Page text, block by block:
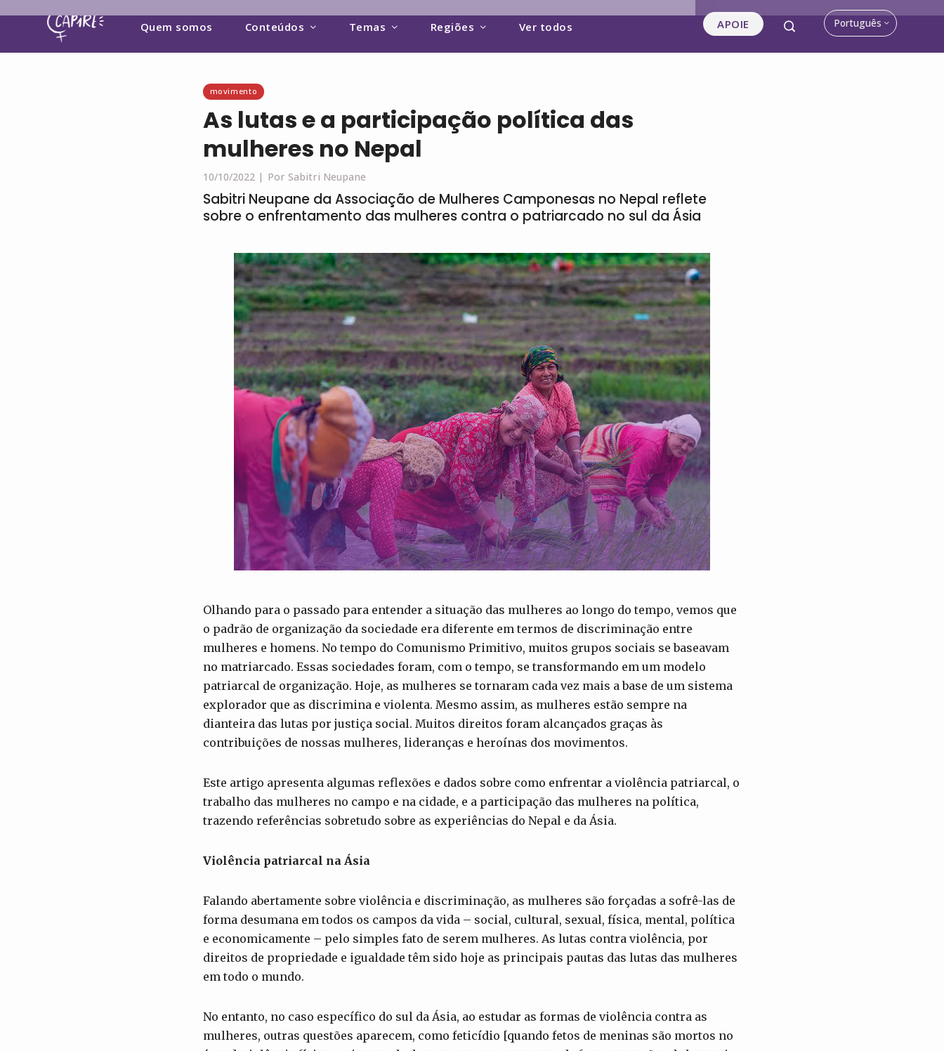
Quem somos Conteúdos Temas Regiões Ver todos APOIE Português
movimento
As lutas e a participação política das
mulheres no Nepal
10/10/2022 | Por Sabitri Neupane
Sabitri Neupane da Associação de Mulheres Camponesas no Nepal reflete
sobre o enfrentamento das mulheres contra o patriarcado no sul da Ásia
Olhando para o passado para entender a situação das mulheres ao longo do tempo, vemos que
o padrão de organização da sociedade era diferente em termos de discriminação entre
mulheres e homens. No tempo do Comunismo Primitivo, muitos grupos sociais se baseavam
no matriarcado. Essas sociedades foram, com o tempo, se transformando em um modelo
patriarcal de organização. Hoje, as mulheres se tornaram cada vez mais a base de um sistema
explorador que as discrimina e violenta. Mesmo assim, as mulheres estão sempre na
dianteira das lutas por justiça social. Muitos direitos foram alcançados graças às
contribuições de nossas mulheres, lideranças e heroínas dos movimentos.
Este artigo apresenta algumas reflexões e dados sobre como enfrentar a violência patriarcal, o
trabalho das mulheres no campo e na cidade, e a participação das mulheres na política,
trazendo referências sobretudo sobre as experiências do Nepal e da Ásia.
Violência patriarcal na Ásia
Falando abertamente sobre violência e discriminação, as mulheres são forçadas a sofrê-las de
forma desumana em todos os campos da vida – social, cultural, sexual, física, mental, política
e economicamente – pelo simples fato de serem mulheres. As lutas contra violência, por
direitos de propriedade e igualdade têm sido hoje as principais pautas das lutas das mulheres
em todo o mundo.
No entanto, no caso específico do sul da Ásia, ao estudar as formas de violência contra as
mulheres, outras questões aparecem, como feticídio [quando fetos de meninas são mortos no